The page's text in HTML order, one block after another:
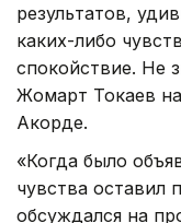
результатов,
каких-либо
спокойствие. Не
Жомарт Токаев
Акорде.
«Когда было
чувства оставил
обсуждался на